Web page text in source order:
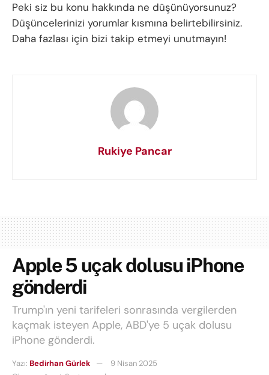
Peki siz bu konu hakkında ne düşünüyorsunuz?
Düşüncelerinizi yorumlar kısmına belirtebilirsiniz.
Daha fazlası için bizi takip etmeyi unutmayın!
Rukiye Pancar
Apple 5 uçak dolusu iPhone
gönderdi
Trump'ın yeni tarifeleri sonrasında vergilerden
kaçmak isteyen Apple, ABD'ye 5 uçak dolusu
iPhone gönderdi.
Yazı: Bedirhan Gürlek
9 Nisan 2025